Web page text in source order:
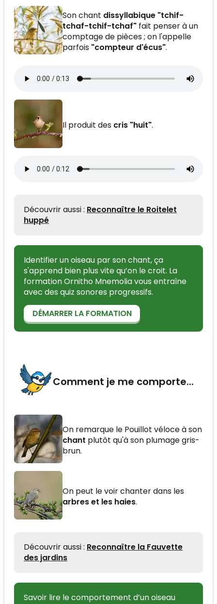
Son chant dissyllabique "tchif-
tchaf-tchif-tchaf" fait penser à un
comptage de pièces ; on l'appelle
parfois "compteur d'écus".
Il produit des cris "huit".
Découvrir aussi : Reconnaître le Roitelet
huppé
Identifier un oiseau par son chant, ça
s'apprend bien plus vite qu’on le croit. La
formation Ornitho Mnemolia vous entraîne
avec des quiz sonores progressifs.
DÉMARRER LA FORMATION
Comment je me comporte...
On remarque le Pouillot véloce à son
chant plutôt qu'à son plumage gris-
brun.
On peut le voir chanter dans les
arbres et les haies.
Découvrir aussi : Reconnaître la Fauvette
des jardins
Savoir lire le comportement d’un oiseau